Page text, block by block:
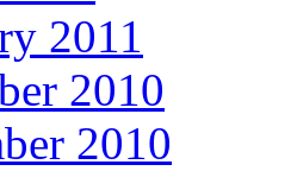
2011
2010
2010